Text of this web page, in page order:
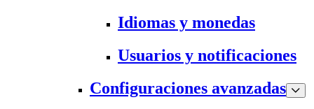
Idiomas y monedas
Usuarios y notificaciones
Configuraciones avanzadas